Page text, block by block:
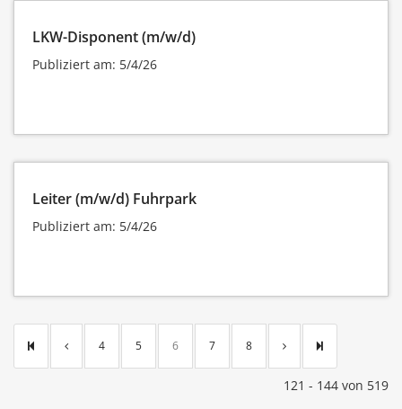
LKW-Disponent (m/w/d)
Publiziert am: 5/4/26
Leiter (m/w/d) Fuhrpark
Publiziert am: 5/4/26
4 5 6 7 8
121 - 144 von 519